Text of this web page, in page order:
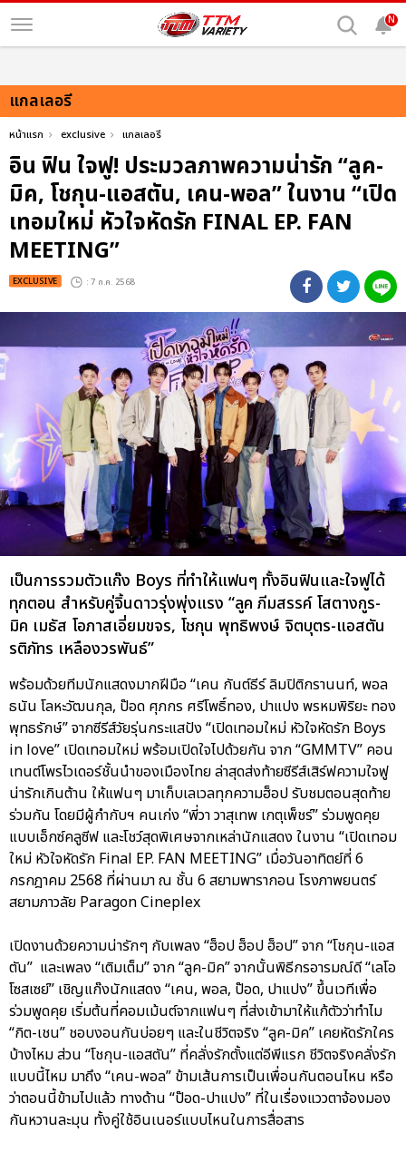
N
แกลเลอรี
หน้าแรก exclusive แกลเลอรี
อิน ฟิน ใจฟู! ประมวลภาพความน่ารัก “ลูค-
มิค, โชกุน-แอสตัน, เคน-พอล” ในงาน “เปิด
เทอมใหม่ หัวใจหัดรัก FINAL EP. FAN
MEETING”
EXCLUSIVE : 7 ก.ค. 2568
เป็นการรวมตัวแก๊ง Boys ที่ทำให้แฟนๆ ทั้งอินฟินและใจฟูได้
ทุกตอน สำหรับคู่จิ้นดาวรุ่งพุ่งแรง “ลูค ภีมสรรค์ โสตางกูร-
มิค เมธัส โอภาสเอี่ยมขจร, โชกุน พุทธิพงษ์ จิตบุตร-แอสตัน
รติภัทร เหลืองวรพันธ์”
พร้อมด้วยทีมนักแสดงมากฝีมือ “เคน กันต์ธีร์ ลิมปิติกรานนท์, พอล
ธนัน โลหะวัฒนกุล, ป๊อด ศุภกร ศรีโพธิ์ทอง, ปาแปง พรหมพิริยะ ทอง
พุทธรักษ์” จากซีรีส์วัยรุ่นกระแสปัง “เปิดเทอมใหม่ หัวใจหัดรัก Boys
in love” เปิดเทอมใหม่ พร้อมเปิดใจไปด้วยกัน จาก “GMMTV” คอน
เทนต์โพรไวเดอร์ชั้นนำของเมืองไทย ล่าสุดส่งท้ายซีรีส์เสิร์ฟความใจฟู
น่ารักเกินต้าน ให้แฟนๆ มาเก็บเลเวลทุกความฮ็อป รับชมตอนสุดท้าย
ร่วมกัน โดยมีผู้กำกับฯ คนเก่ง “พี่วา วาสุเทพ เกตุเพ็ชร์” ร่วมพูดคุย
แบบเอ็กซ์คลูซีฟ และโชว์สุดพิเศษจากเหล่านักแสดง ในงาน “เปิดเทอม
ใหม่ หัวใจหัดรัก Final EP. FAN MEETING” เมื่อวันอาทิตย์ที่ 6
กรกฎาคม 2568 ที่ผ่านมา ณ ชั้น 6 สยามพารากอน โรงภาพยนตร์
สยามภาวลัย Paragon Cineplex
เปิดงานด้วยความน่ารักๆ กับเพลง “ฮ็อป ฮ็อป ฮ็อป” จาก “โชกุน-แอส
ตัน” และเพลง “เติมเต็ม” จาก “ลูค-มิค” จากนั้นพิธีกรอารมณ์ดี “เลโอ
โซสเซย์” เชิญแก๊งนักแสดง “เคน, พอล, ป๊อด, ปาแปง” ขึ้นเวทีเพื่อ
ร่วมพูดคุย เริ่มต้นที่คอมเม้นต์จากแฟนๆ ที่ส่งเข้ามาให้แก้ตัวว่าทำไม
“กิต-เชน” ชอบงอนกันบ่อยๆ และในชีวิตจริง “ลูค-มิค” เคยหัดรักใคร
บ้างไหม ส่วน “โชกุน-แอสตัน” ที่คลั่งรักตั้งแต่อีพีแรก ชีวิตจริงคลั่งรัก
แบบนี้ไหม มาถึง “เคน-พอล” ข้ามเส้นการเป็นเพื่อนกันตอนไหน หรือ
ว่าตอนนี้ข้ามไปแล้ว ทางด้าน “ป๊อด-ปาแปง” ที่ในเรื่องแววตาจ้องมอง
กันหวานละมุน ทั้งคู่ใช้อินเนอร์แบบไหนในการสื่อสาร